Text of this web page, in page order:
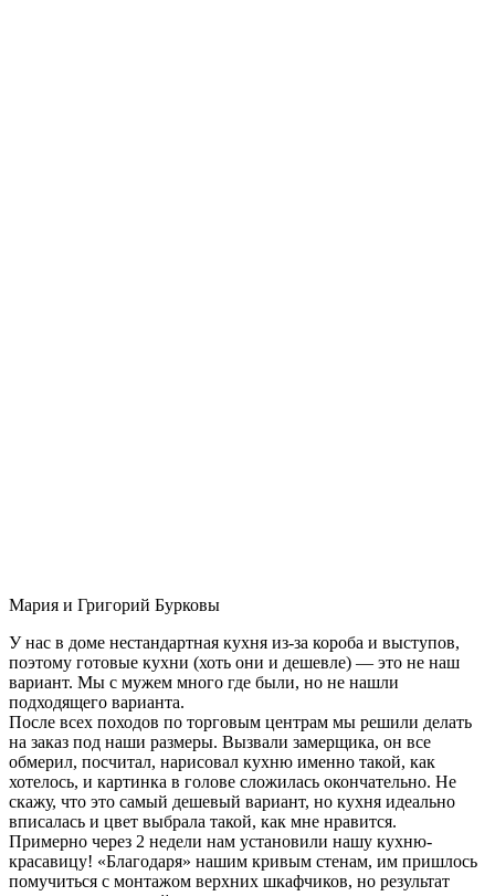
Мария и Григорий Бурковы
У нас в доме нестандартная кухня из-за короба и выступов,
поэтому готовые кухни (хоть они и дешевле) — это не наш
вариант. Мы с мужем много где были, но не нашли
подходящего варианта.
После всех походов по торговым центрам мы решили делать
на заказ под наши размеры. Вызвали замерщика, он все
обмерил, посчитал, нарисовал кухню именно такой, как
хотелось, и картинка в голове сложилась окончательно. Не
скажу, что это самый дешевый вариант, но кухня идеально
вписалась и цвет выбрала такой, как мне нравится.
Примерно через 2 недели нам установили нашу кухню-
красавицу! «Благодаря» нашим кривым стенам, им пришлось
помучиться с монтажом верхних шкафчиков, но результат